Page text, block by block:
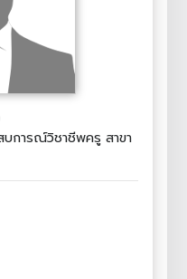
บการณ์วิชาชีพครู สาขา